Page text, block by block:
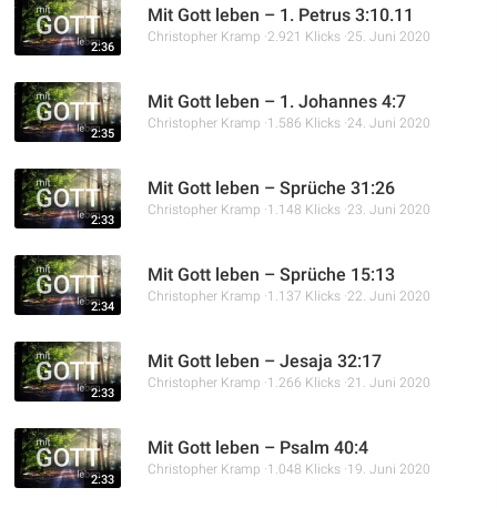
2:36
Mit Gott leben – 1. Petrus 3:10.11
Christopher Kramp 2.921 Klicks 25. Juni 2020
2:35
Mit Gott leben – 1. Johannes 4:7
Christopher Kramp 1.586 Klicks 24. Juni 2020
2:33
Mit Gott leben – Sprüche 31:26
Christopher Kramp 1.148 Klicks 23. Juni 2020
2:34
Mit Gott leben – Sprüche 15:13
Christopher Kramp 1.137 Klicks 22. Juni 2020
2:33
Mit Gott leben – Jesaja 32:17
Christopher Kramp 1.266 Klicks 21. Juni 2020
2:33
Mit Gott leben – Psalm 40:4
Christopher Kramp 1.048 Klicks 19. Juni 2020